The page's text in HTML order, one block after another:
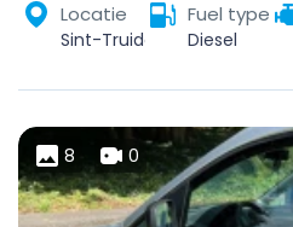
Locatie Fuel type
Diesel
8 0